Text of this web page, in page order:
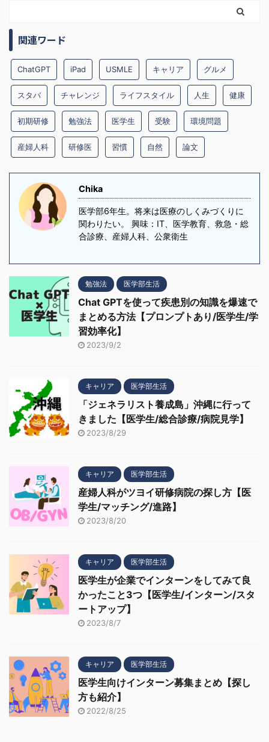
関連ワード
ChatGPT iPad USMLE キャリア グルメ
スタバ チャレンジ ライフスタイル 人生 健康
初期研修 勉強法 医学生 受験 環境問題
産婦人科 研修医 習慣 自然 論文
Chika
医学部6年生。将来は医療のしくみづくりに
関わりたい。 興味：IT、医学教育、救急・総
合診療、産婦人科、公衆衛生
勉強法 医学部生活
Chat GPTを使って疾患別の知識を爆速で
まとめる方法【プロンプトあり/医学生/学
習効率化】
2023/9/2
キャリア 医学部生活
「ジェネラリスト養成島」沖縄に行って
きました【医学生/総合診療/病院見学】
2023/8/29
キャリア 医学部生活
産婦人科がツヨイ研修病院の探し方【医
学生/マッチング/進路】
2023/8/20
キャリア 医学部生活
医学生が企業でインターンをしてみて良
かったこと3つ【医学生/インターン/スタ
ートアップ】
2023/8/7
キャリア 医学部生活
医学生向けインターン募集まとめ【探し
方も紹介】
2022/8/25